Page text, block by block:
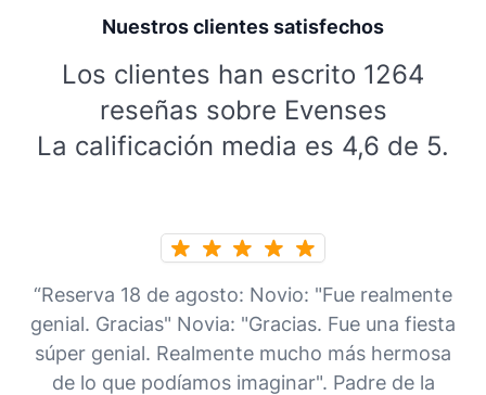
Nuestros clientes satisfechos
Los clientes han escrito 1264
reseñas sobre Evenses
La calificación media es 4,6 de 5.
“Reserva 18 de agosto: Novio: "Fue realmente
genial. Gracias" Novia: "Gracias. Fue una fiesta
súper genial. Realmente mucho más hermosa
de lo que podíamos imaginar". Padre de la